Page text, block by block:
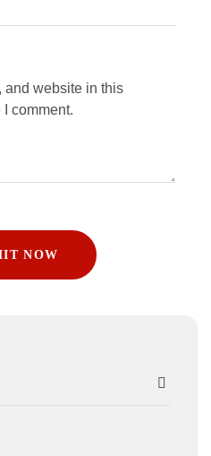
and website in this
I comment.